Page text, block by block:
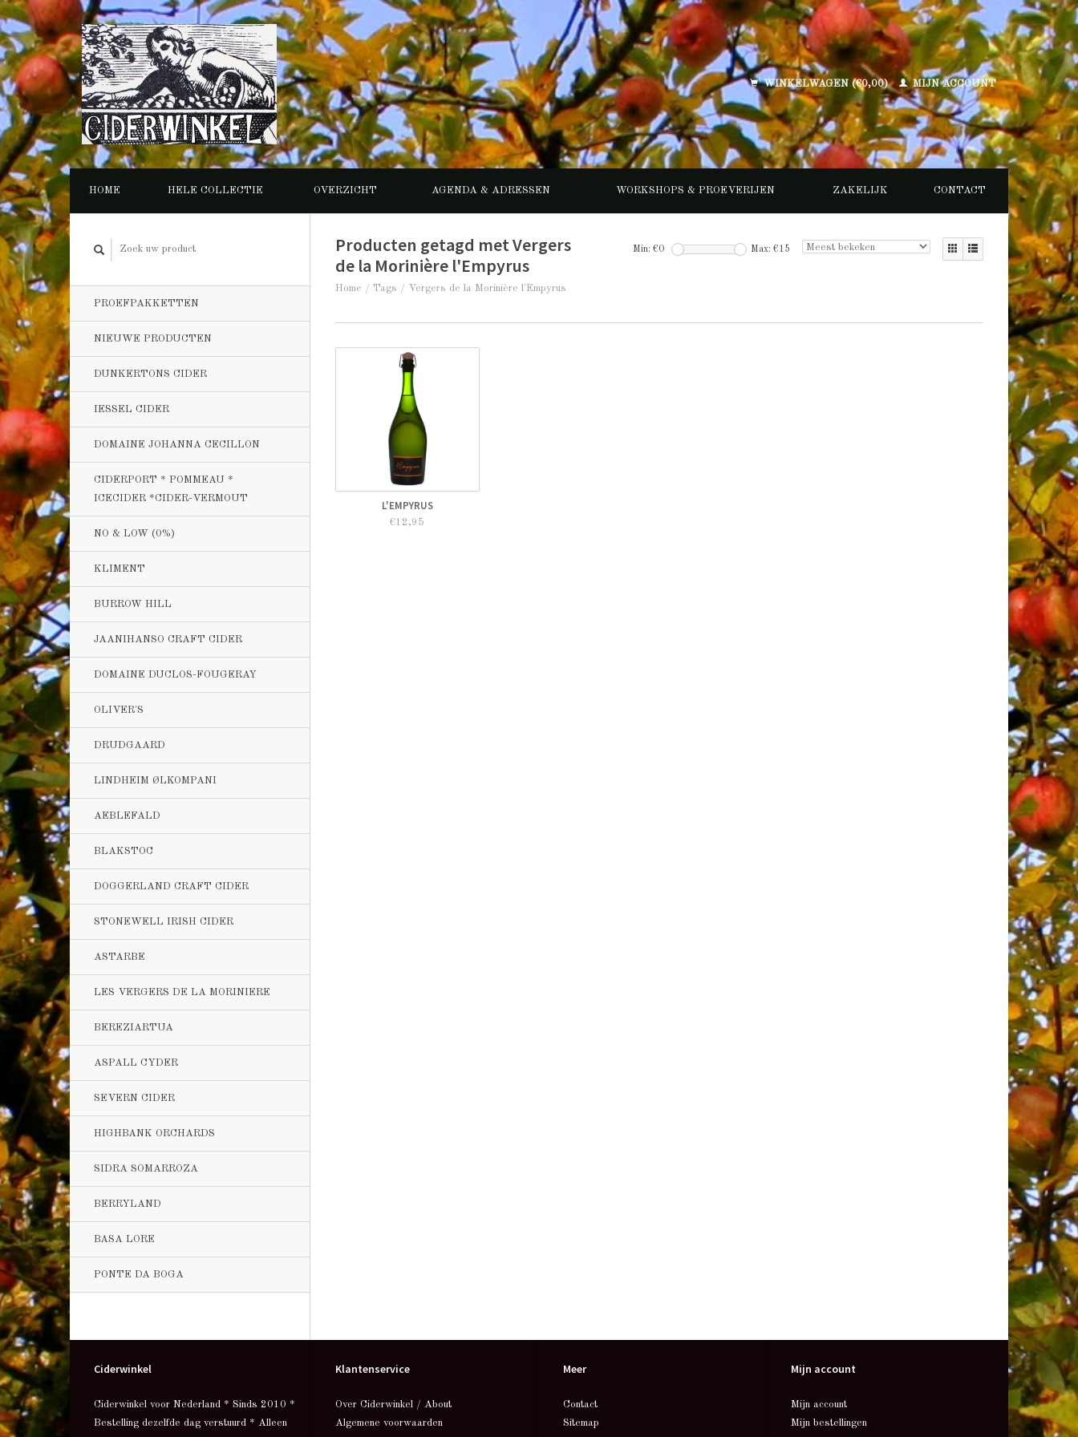
WINKELWAGEN (€0,00) MIJN ACCOUNT
HOME HELE COLLECTIE OVERZICHT AGENDA & ADRESSEN WORKSHOPS & PROEVERIJEN ZAKELIJK CONTACT
PROEFPAKKETTEN
NIEUWE PRODUCTEN
DUNKERTONS CIDER
IESSEL CIDER
DOMAINE JOHANNA CECILLON
CIDERPORT * POMMEAU *
ICECIDER *CIDER-VERMOUT
NO & LOW (0%)
KLIMENT
BURROW HILL
JAANIHANSO CRAFT CIDER
DOMAINE DUCLOS-FOUGERAY
OLIVER'S
DRUDGAARD
LINDHEIM ØLKOMPANI
AEBLEFALD
BLAKSTOC
DOGGERLAND CRAFT CIDER
STONEWELL IRISH CIDER
ASTARBE
LES VERGERS DE LA MORINIERE
BEREZIARTUA
ASPALL CYDER
SEVERN CIDER
HIGHBANK ORCHARDS
SIDRA SOMARROZA
BERRYLAND
BASA LORE
PONTE DA BOGA
Producten getagd met Vergers
de la Morinière l'Empyrus
Home / Tags / Vergers de la Morinière l'Empyrus
Min: €0 Max: €15
L'EMPYRUS
€12,95
Ciderwinkel
Ciderwinkel voor Nederland * Sinds 2010 *
Bestelling dezelfde dag verstuurd * Alleen
Klantenservice
Over Ciderwinkel / About
Algemene voorwaarden
Meer
Contact
Sitemap
Mijn account
Mijn account
Mijn bestellingen